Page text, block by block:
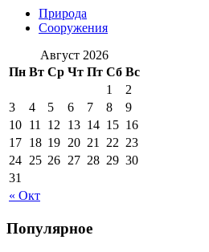
Природа
Сооружения
Август 2026
Пн Вт Ср Чт Пт Сб Вс
« Окт
1
2
3
4 5 6 7 8
9
10 11 12 13 14 15 16
17 18 19 20 21 22 23
24 25 26 27 28 29 30
31
Популярное